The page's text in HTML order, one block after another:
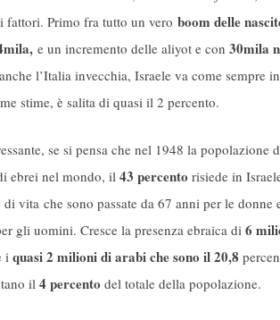
fattori. Primo fra tutto un vero boom delle
e un incremento delle aliyot e con 30mila
l’Italia invecchia, Israele va come
stime, è salita di quasi il 2 percento.
se si pensa che nel 1948 la popolazione
ebrei nel mondo, il 43 percento risiede in
di vita che sono passate da 67 anni per le
gli uomini. Cresce la presenza ebraica di 6
i quasi 2 milioni di arabi che sono il 20,8
il 4 percento del totale della popolazione.